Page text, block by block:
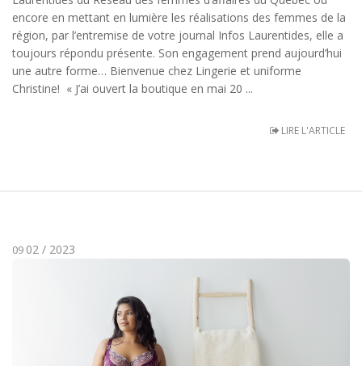
encore en mettant en lumière les réalisations des femmes de la
région, par l’entremise de votre journal Infos Laurentides, elle a
toujours répondu présente. Son engagement prend aujourd’hui
une autre forme… Bienvenue chez Lingerie et uniforme
Christine! « J’ai ouvert la boutique en mai 20 ...
LIRE L'ARTICLE
09 02 / 2023